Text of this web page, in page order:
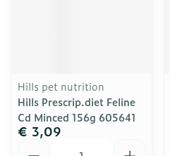
Hills pet nutrition
Hills Prescrip.diet Feline
Cd Minced 156g 605641
€ 3,09